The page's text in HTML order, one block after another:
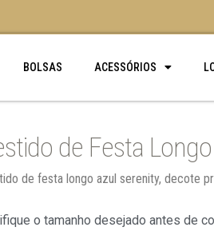
BOLSAS ACESSÓRIOS
de Festa
de festa longo azul serenity, decote
o tamanho desejado antes de